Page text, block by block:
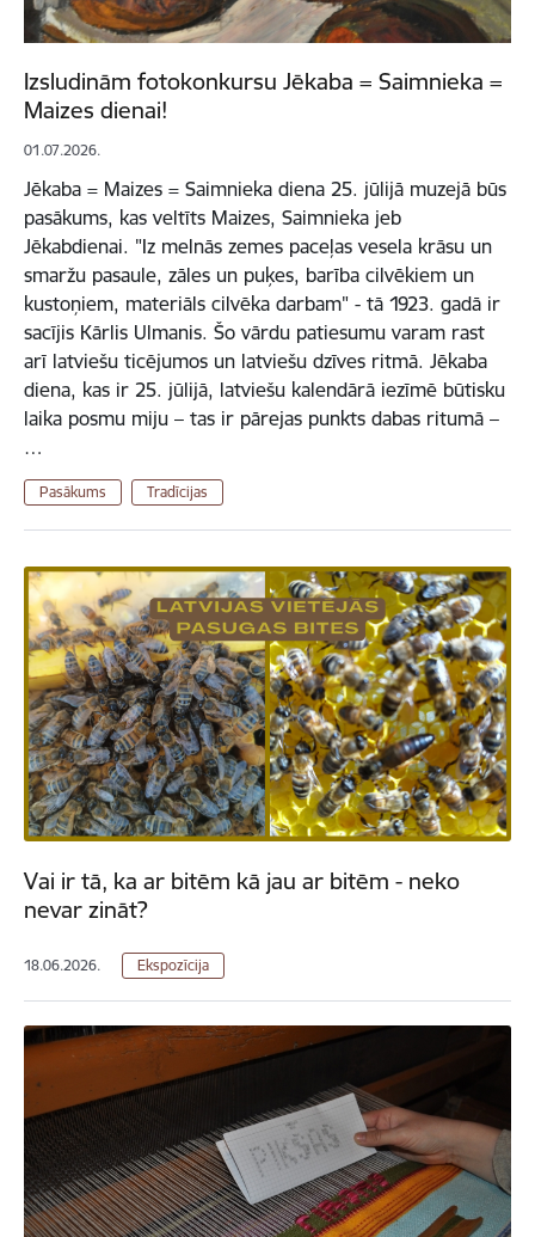
Izsludinām fotokonkursu Jēkaba = Saimnieka =
Maizes dienai!
01.07.2026.
Jēkaba = Maizes = Saimnieka diena 25. jūlijā muzejā būs
pasākums, kas veltīts Maizes, Saimnieka jeb
Jēkabdienai. "Iz melnās zemes paceļas vesela krāsu un
smaržu pasaule, zāles un puķes, barība cilvēkiem un
kustoņiem, materiāls cilvēka darbam" - tā 1923. gadā ir
sacījis Kārlis Ulmanis. Šo vārdu patiesumu varam rast
arī latviešu ticējumos un latviešu dzīves ritmā. Jēkaba
diena, kas ir 25. jūlijā, latviešu kalendārā iezīmē būtisku
laika posmu miju – tas ir pārejas punkts dabas ritumā –
…
Pasākums Tradīcijas
Vai ir tā, ka ar bitēm kā jau ar bitēm - neko
nevar zināt?
18.06.2026. Ekspozīcija